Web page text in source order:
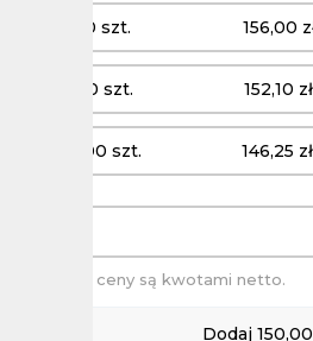
11 - 20 szt. 156,00
21 - 50 szt. 152,10
51 - 100 szt. 146,25
Podane ceny są kwotami netto.
Dodaj150,00